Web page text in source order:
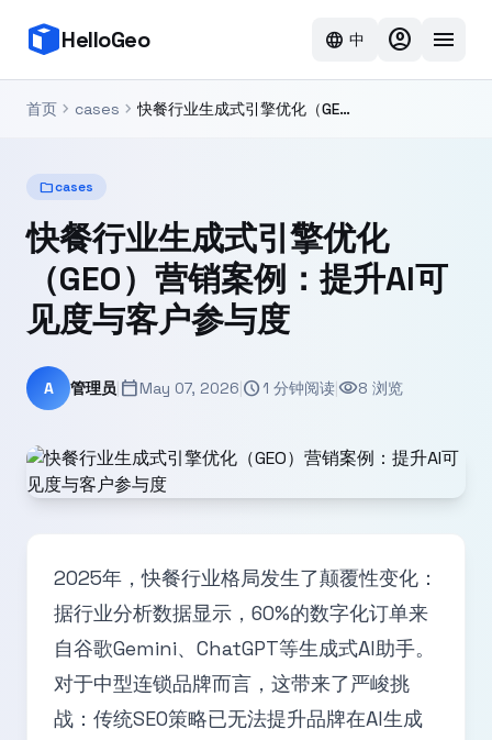
HelloGeo language 中 account_circle menu
首页 chevron_right cases chevron_right 快餐行业生成式引擎优化（GEO）营销案例：提升AI可见度与客户参与度
foldercases
快餐行业生成式引擎优化
（GEO）营销案例：提升AI可
见度与客户参与度
A 管理员 calendar_todayMay 07, 2026 schedule1 分钟阅读 visibility8 浏览
2025年，快餐行业格局发生了颠覆性变化：
据行业分析数据显示，60%的数字化订单来
自谷歌Gemini、ChatGPT等生成式AI助手。
对于中型连锁品牌而言，这带来了严峻挑
战：传统SEO策略已无法提升品牌在AI生成